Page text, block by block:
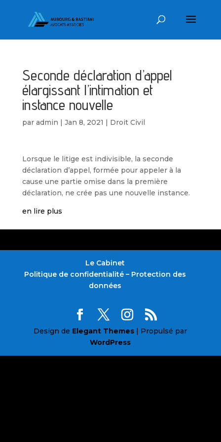
Seconde déclaration d’appel
élargissant l’intimation et
instance nouvelle
par admin | Jan 8, 2021 | Droit Civil
Lorsque le litige est indivisible, la seconde
déclaration d’appel, formée pour appeler à la
cause une partie omise dans la première
déclaration, ne crée pas une nouvelle instance.
en lire plus
Le Cabinet
Politique de confidentialité – Protection des
données
Design de Elegant Themes | Propulsé par
WordPress